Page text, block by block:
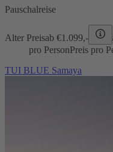
Pauschalreise
Alter Preisab €1.099,-
pro PersonPreis pro
TUI BLUE Samaya